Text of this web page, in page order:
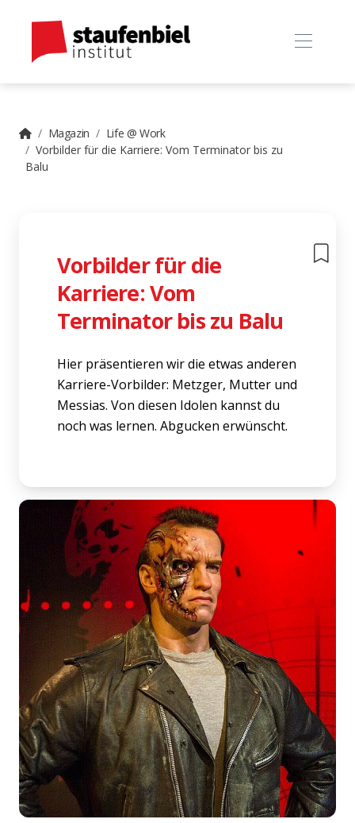
Magazin
Life @ Work
Vorbilder für die Karriere: Vom Terminator bis zu
Balu
Vorbilder für die
Karriere: Vom
Terminator bis zu Balu
Hier präsentieren wir die etwas anderen
Karriere-Vorbilder: Metzger, Mutter und
Messias. Von diesen Idolen kannst du
noch was lernen. Abgucken erwünscht.